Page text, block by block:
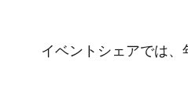
イベントシェアでは、